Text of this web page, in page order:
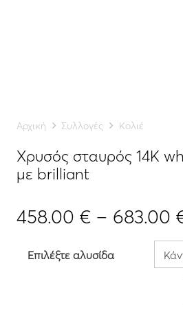
Αρχική Συλλογές Κολιέ
Χρυσός σταυρός 14K
με brilliant
458.00 € – 683.00
Επιλέξτε αλυσίδα